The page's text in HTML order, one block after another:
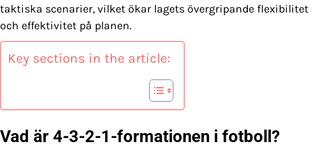
taktiska scenarier, vilket ökar lagets övergripande flexibilitet
och effektivitet på planen.
Key sections in the article:
Vad är 4-3-2-1-formationen i fotboll?